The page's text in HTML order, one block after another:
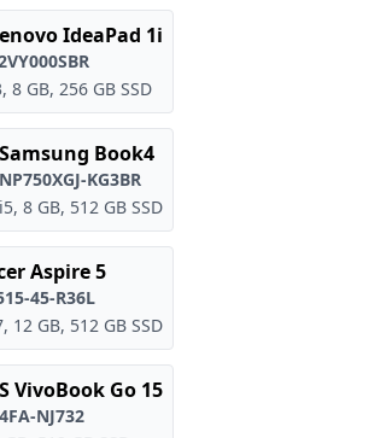
IdeaPad 1i
8 GB, 256 GB SSD
Samsung Book4
NP750XGJ-KG3BR
i5, 8 GB, 512 GB SSD
Aspire 5
45-R36L
12 GB, 512 GB SSD
VivoBook Go 15
NJ732